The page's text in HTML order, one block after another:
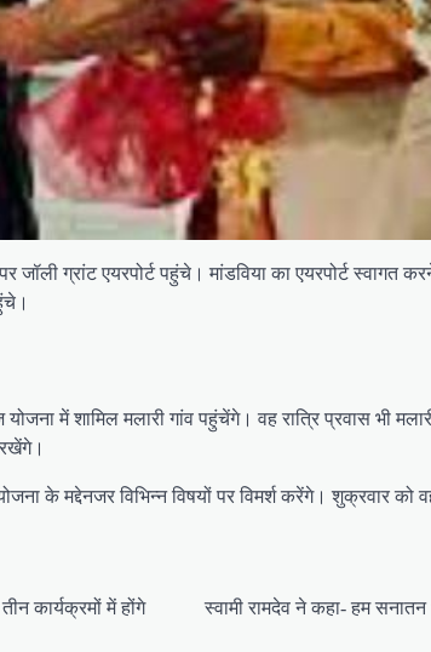
जॉली ग्रांट एयरपोर्ट पहुंचे। मांडविया का एयरपोर्ट
में शामिल मलारी गांव पहुंचेंगे। वह रात्रि प्रवास
के मद्देनजर विभिन्न विषयों पर विमर्श करेंगे। शुक्रवार
कार्यक्रमों में होंगे
स्वामी रामदेव ने कहा- हम